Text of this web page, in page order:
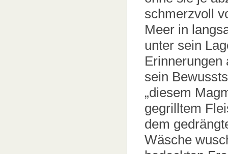
schmerzvoll
Meer in
unter sein
Erinnerungen
sein
„diesem
gegrilltem
dem
Wäsche